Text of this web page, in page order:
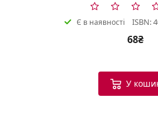
Є в наявності ISBN:
68₴
У